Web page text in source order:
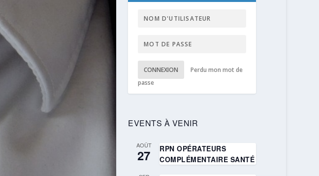
CONNEXION
Perdu mon mot de
passe
EVENTS À VENIR
AOÛT
27
RPN OPÉRATEURS
COMPLÉMENTAIRE SANTÉ